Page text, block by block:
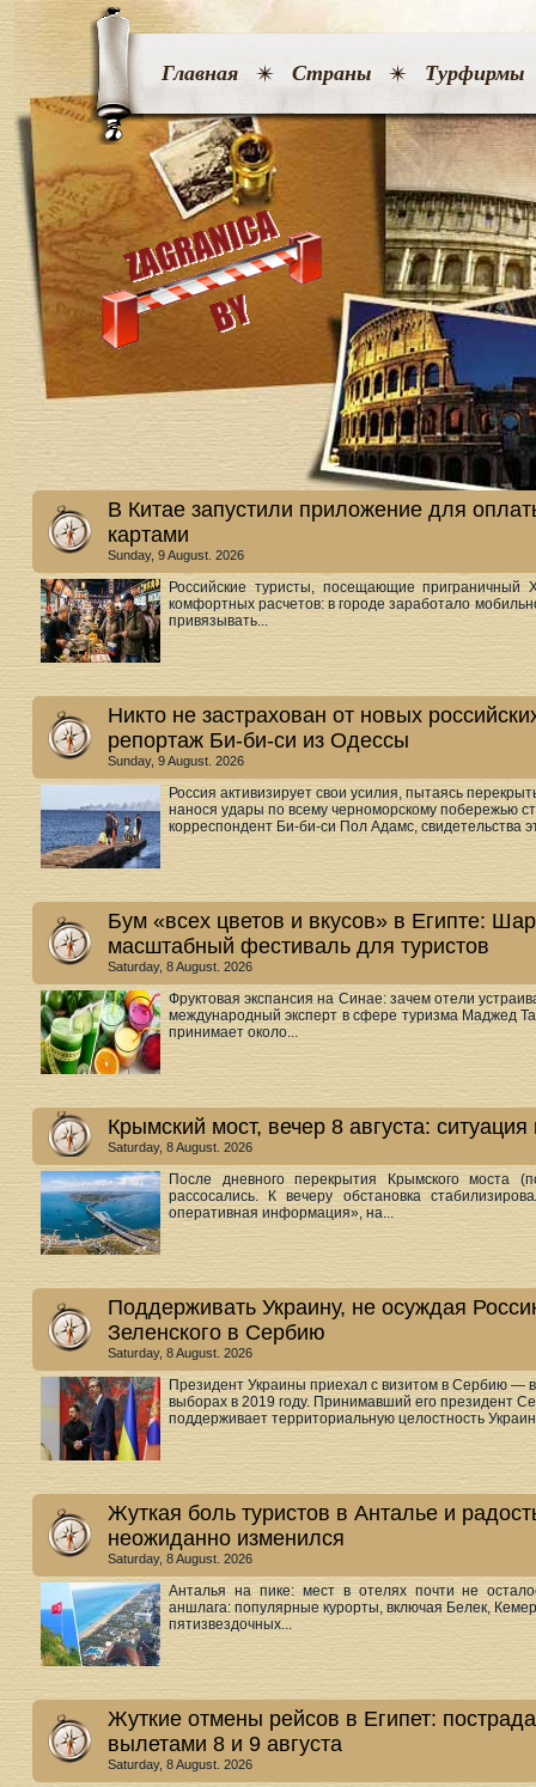
Главная Страны Турфирмы
В Китае запустили приложение для
картами
Sunday, 9 August. 2026
Российские туристы, посещающие приграничный
комфортных расчетов: в городе заработало
привязывать...
Никто не застрахован от новых
репортаж Би-би-си из Одессы
Sunday, 9 August. 2026
Россия активизирует свои усилия, пытаясь
нанося удары по всему черноморскому побережью
корреспондент Би-би-си Пол Адамс, свидетельства
Бум «всех цветов и вкусов» в Египте:
масштабный фестиваль для туристов
Saturday, 8 August. 2026
Фруктовая экспансия на Синае: зачем отели
международный эксперт в сфере туризма Маджед
принимает около...
Крымский мост, вечер 8 августа:
Saturday, 8 August. 2026
После дневного перекрытия Крымского моста
рассосались. К вечеру обстановка
оперативная информация», на...
Поддерживать Украину, не осуждая
Зеленского в Сербию
Saturday, 8 August. 2026
Президент Украины приехал с визитом в Сербию —
выборах в 2019 году. Принимавший его президент
поддерживает территориальную целостность
Жуткая боль туристов в Анталье и
неожиданно изменился
Saturday, 8 August. 2026
Анталья на пике: мест в отелях почти не
аншлага: популярные курорты, включая Белек,
пятизвездочных...
Жуткие отмены рейсов в Египет:
вылетами 8 и 9 августа
Saturday, 8 August. 2026